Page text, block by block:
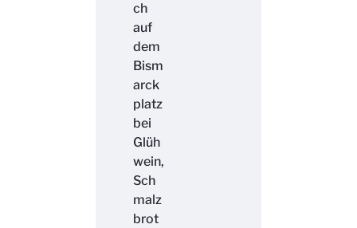
ch
auf
dem
Bism
arck
platz
bei
Glüh
wein,
Sch
malz
brot